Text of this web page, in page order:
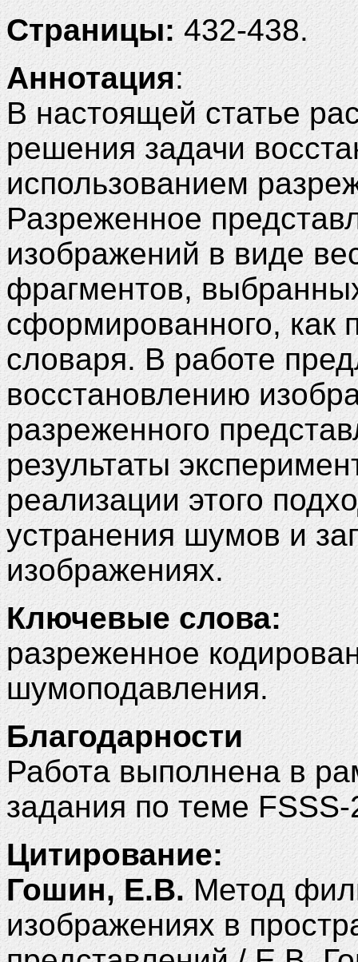
Страницы: 432-438.
Аннотация:
В настоящей статье
решения задачи
использованием
Разреженное
изображений в виде
фрагментов,
сформированного, как
словаря. В работе
восстановлению
разреженного
результаты
реализации этого
устранения шумов и
изображениях.
Ключевые слова:
разреженное
шумоподавления.
Благодарности
Работа выполнена в
задания по теме
Цитирование:
Гошин, Е.В.Метод
изображениях в